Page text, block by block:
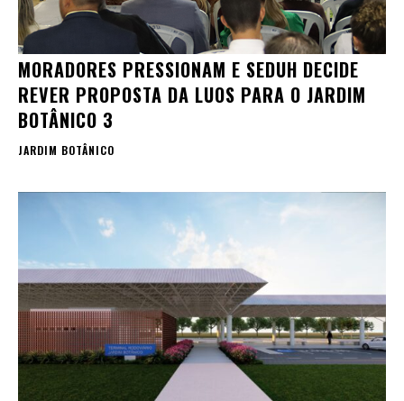
MORADORES PRESSIONAM E SEDUH DECIDE
REVER PROPOSTA DA LUOS PARA O JARDIM
BOTÂNICO 3
JARDIM BOTÂNICO